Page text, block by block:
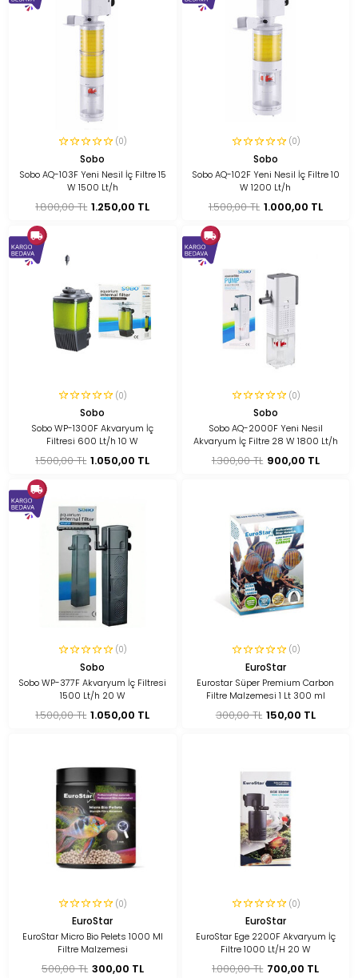
(0)
Sobo
Sobo AQ-103F Yeni Nesil İç Filtre 15
W 1500 Lt/h
1.800,00 TL 1.250,00 TL
(0)
Sobo
Sobo AQ-102F Yeni Nesil İç Filtre 10
W 1200 Lt/h
1.500,00 TL 1.000,00 TL
(0)
Sobo
Sobo WP-1300F Akvaryum İç
Filtresi 600 Lt/h 10 W
1.500,00 TL 1.050,00 TL
(0)
Sobo
Sobo AQ-2000F Yeni Nesil
Akvaryum İç Filtre 28 W 1800 Lt/h
1.300,00 TL 900,00 TL
(0)
Sobo
Sobo WP-377F Akvaryum İç Filtresi
1500 Lt/h 20 W
1.500,00 TL 1.050,00 TL
(0)
EuroStar
Eurostar Süper Premium Carbon
Filtre Malzemesi 1 Lt 300 ml
300,00 TL 150,00 TL
(0)
EuroStar
EuroStar Micro Bio Pelets 1000 Ml
Filtre Malzemesi
500,00 TL 300,00 TL
(0)
EuroStar
EuroStar Ege 2200F Akvaryum İç
Filtre 1000 Lt/H 20 W
1.000,00 TL 700,00 TL